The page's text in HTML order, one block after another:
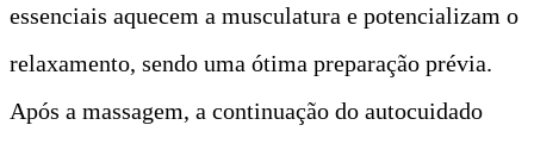
essenciais aquecem a musculatura e potencializam o
relaxamento, sendo uma ótima preparação prévia.
Após a massagem, a continuação do autocuidado